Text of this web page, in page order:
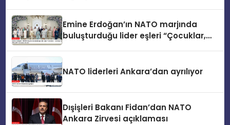
Emine Erdoğan’ın NATO marjında
buluşturduğu lider eşleri “Çocuklar,
NATO liderleri Ankara’dan ayrılıyor
Dışişleri Bakanı Fidan’dan NATO
Ankara Zirvesi açıklaması